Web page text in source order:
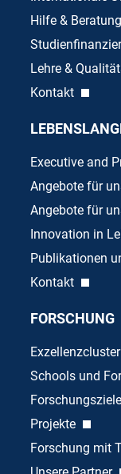
Hilfe & Beratung
Lehre &
Kontakt
Executive and
Angebote für
Angebote für
Innovation in
Publikationen
Kontakt
FORSCHUNG
Exzellenzcluster
Schools und
Forschungsziele
Projekte
Forschung mit